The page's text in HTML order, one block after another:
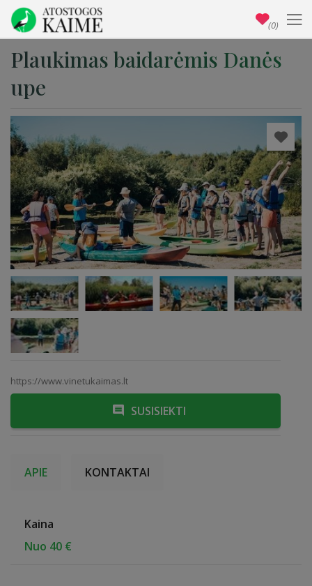
Plaukimas baidarėmis Danės
upe
https://www.vinetukaimas.lt
SUSISIEKTI
APIE KONTAKTAI
Kaina
Nuo 40 €
(0)